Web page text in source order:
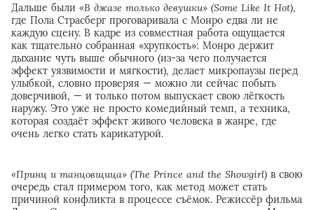
Дальше были «В джазе только девушки» (Some Like It Hot),
где Пола Страсберг проговаривала с Монро едва ли не
каждую сцену. В кадре из совместная работа ощущается
как тщательно собранная «хрупкость»: Монро держит
дыхание чуть выше обычного (из-за чего получается
эффект уязвимости и мягкости), делает микропаузы перед
улыбкой, словно проверяя — можно ли сейчас побыть
доверчивой, — и только потом выпускает свою лёгкость
наружу. Это уже не просто комедийный темп, а техника,
которая создаёт эффект живого человека в жанре, где
очень легко стать карикатурой.
«Принц и танцовщица» (The Prince and the Showgirl) в свою
очередь стал примером того, как метод может стать
причиной конфликта в процессе съёмок. Режиссёр фильма